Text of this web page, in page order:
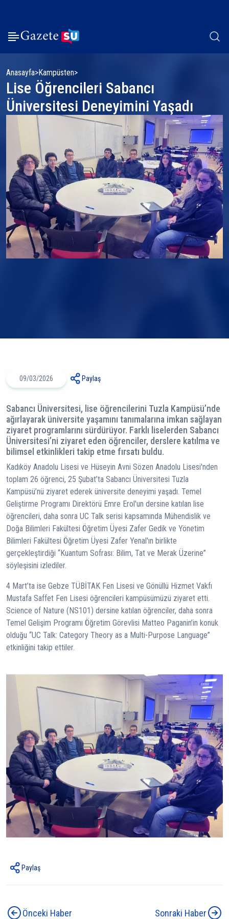
Anasayfa Kampüsten
Lise Öğrencileri Sabancı
Üniversitesi Deneyimini Yaşadı
09/03/2026 Paylaş
Sabancı Üniversitesi, lise öğrencilerini Tuzla Kampüsü’nde
ağırlayarak üniversite yaşamını tanımalarına imkan sağlayan
ziyaret programlarını sürdürüyor. Farklı liselerden Sabancı
Üniversitesi’ni ziyaret eden öğrenciler, derslere katılma ve
bilimsel etkinlikleri takip etme fırsatı buldu.
Kadıköy Anadolu Lisesi ve Hüseyin Avni Sözen Anadolu Lisesi'nden
toplam 26 öğrenci, 25 Şubat’ta Sabancı Üniversitesi Tuzla
Kampüsü’nü ziyaret ederek üniversite deneyimi yaşadı. Temel
Geliştirme Programı Direktörü Emre Erol'un dersine katılan lise
öğrencileri, daha sonra UC Talk serisi kapsamında Mühendislik ve
Doğa Bilimleri Fakültesi Öğretim Üyesi Zafer Gedik ve Yönetim
Bilimleri Fakültesi Öğretim Üyesi Zafer Yenal'ın birlikte
gerçekleştirdiği “Kuantum Sofrası: Bilim, Tat ve Merak Üzerine”
söyleşisini izlediler.
4 Mart’ta ise Gebze TÜBİTAK Fen Lisesi ve Gönüllü Hizmet Vakfı
Mustafa Saffet Fen Lisesi öğrencileri kampüsümüzü ziyaret etti.
Science of Nature (NS101) dersine katılan öğrenciler, daha sonra
Temel Gelişim Programı Öğretim Görevlisi Matteo Paganin’in konuk
olduğu “UC Talk: Category Theory as a Multi-Purpose Language”
etkinliğini takip ettiler.
Paylaş
Önceki Haber Sonraki Haber